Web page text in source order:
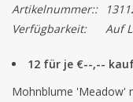
Artikelnummer::
Verfügbarkeit:
Auf
12 für je €--,--
Mohnblume 'Meadow'